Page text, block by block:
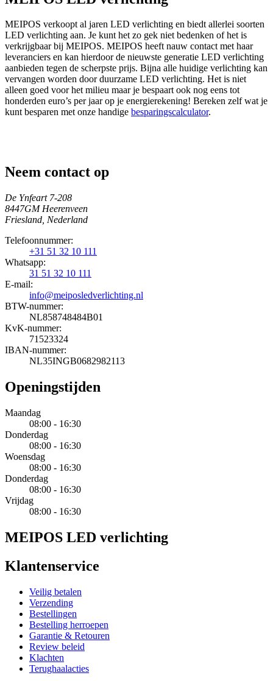
MEIPOS verkoopt al jaren LED verlichting en biedt allerlei soorten
LED verlichting aan. Je kunt het zo gek niet bedenken of het is
verkrijgbaar bij MEIPOS. MEIPOS heeft nauw contact met haar
leveranciers en kan hierdoor de nieuwste generatie LED verlichting
aanbieden tegen de scherpste prijs. Bijna alle huidige verlichting kan
vervangen worden door duurzame LED verlichting. Het is niet
alleen goed voor het milieu maar je bespaart ook nog eens tot
honderden euro’s per jaar op je energierekening! Bereken zelf wat je
kunt besparen met onze handige besparingscalculator.
Neem contact op
De Ynfeart 7-208
8447GM Heerenveen
Friesland, Nederland
Telefoonnummer:
+31 51 32 10 111
Whatsapp:
31 51 32 10 111
E-mail:
info@meiposledverlichting.nl
BTW-nummer:
NL858748484B01
KvK-nummer:
71523324
IBAN-nummer:
NL35INGB0682982113
Openingstijden
Maandag
08:00 - 16:30
Donderdag
08:00 - 16:30
Woensdag
08:00 - 16:30
Donderdag
08:00 - 16:30
Vrijdag
08:00 - 16:30
MEIPOS LED verlichting
Klantenservice
Veilig betalen
Verzending
Bestellingen
Bestelling herroepen
Garantie & Retouren
Review beleid
Klachten
Terughaalacties